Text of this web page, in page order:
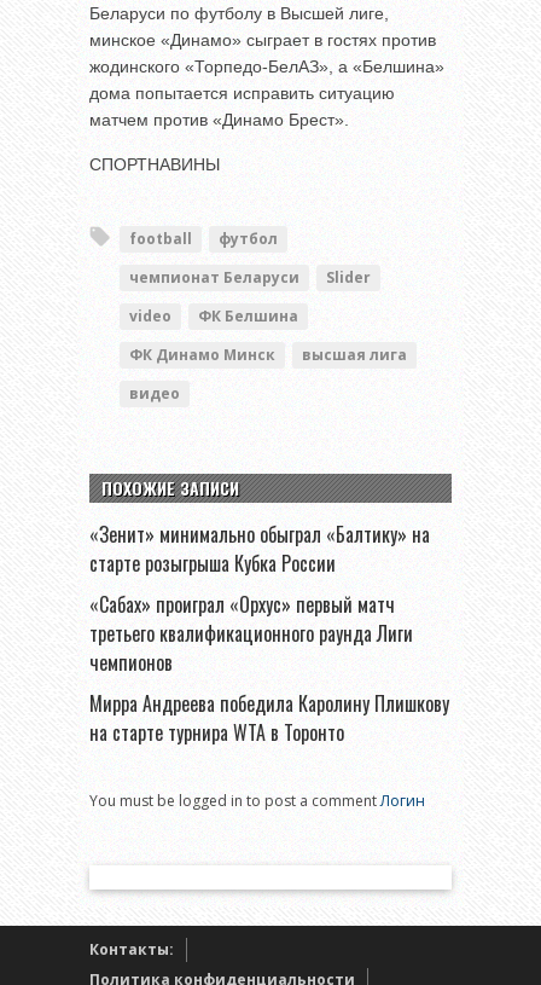
Беларуси по футболу в Высшей лиге,
минское «Динамо» сыграет в гостях против
жодинского «Торпедо-БелАЗ», а «Белшина»
дома попытается исправить ситуацию
матчем против «Динамо Брест».
СПОРТНАВИНЫ
football
футбол
чемпионат Беларуси
Slider
video
ФК Белшина
ФК Динамо Минск
высшая лига
видео
ПОХОЖИЕ ЗАПИСИ
«Зенит» минимально обыграл «Балтику» на
старте розыгрыша Кубка России
«Сабах» проиграл «Орхус» первый матч
третьего квалификационного раунда Лиги
чемпионов
Мирра Андреева победила Каролину Плишкову
на старте турнира WTA в Торонто
You must be logged in to post a commentЛогин
Контакты:
Политика конфиденциальности